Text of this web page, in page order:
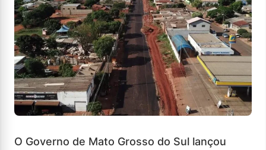
O Governo de Mato Grosso do Sul lançou